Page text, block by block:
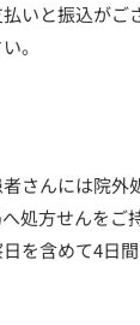
いと振込がご
。
さんには院外
処方せんをご
を含めて4日